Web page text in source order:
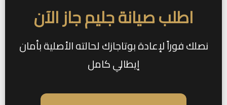
اطلب صيانة جليم جاز الآن
نصلك فوراً لإعادة بوتاجازك لحالته الأصلية بأمان
إيطالي كامل